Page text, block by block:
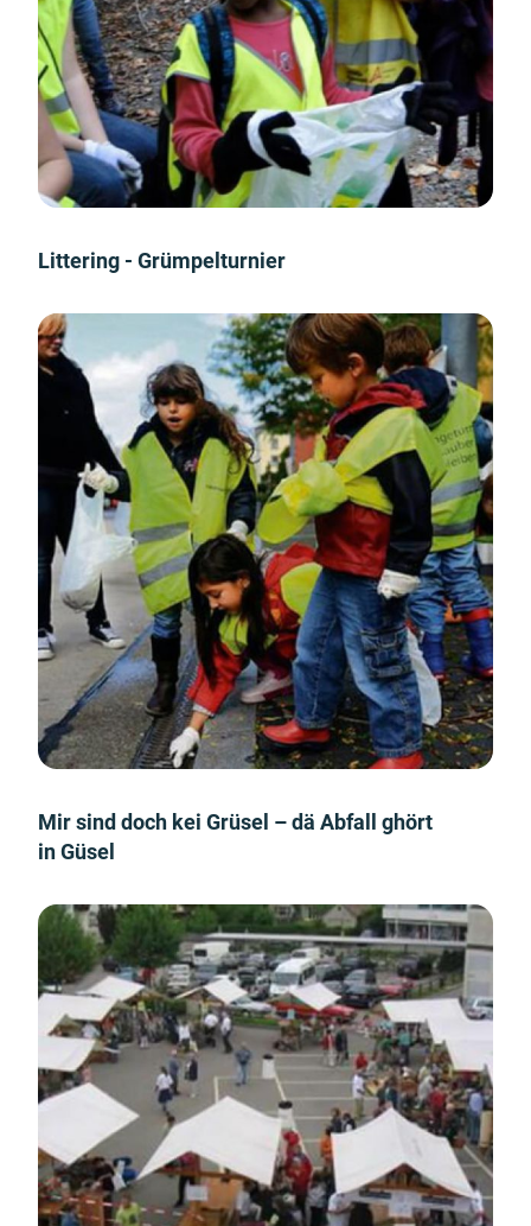
Littering - Grümpelturnier
Mir sind doch kei Grüsel – dä Abfall ghört
in Güsel